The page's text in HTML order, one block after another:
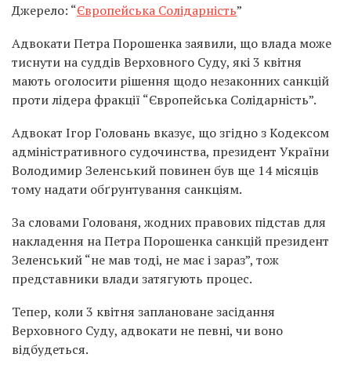
Джерело: “Європейська Солідарність”
Адвокати Петра Порошенка заявили, що влада може
тиснути на суддів Верховного Суду, які 3 квітня
мають оголосити рішення щодо незаконних санкцій
проти лідера фракції “Європейська Солідарність”.
Адвокат Ігор Головань вказує, що згідно з Кодексом
адміністративного судочинства, президент України
Володимир Зеленський повинен був ще 14 місяців
тому надати обґрунтування санкціям.
За словами Голованя, жодних правових підстав для
накладення на Петра Порошенка санкцій президент
Зеленський “не мав тоді, не має і зараз”, тож
представники влади затягують процес.
Тепер, коли 3 квітня заплановане засідання
Верховного Суду, адвокати не певні, чи воно
відбудеться.